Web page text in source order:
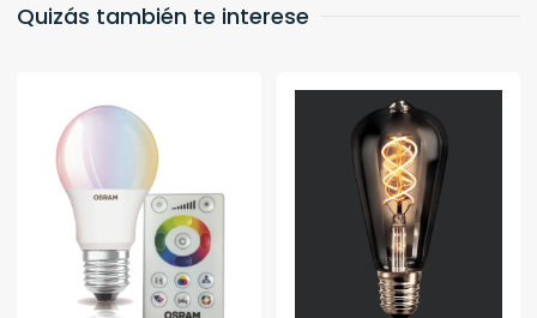
Quizás también te interese